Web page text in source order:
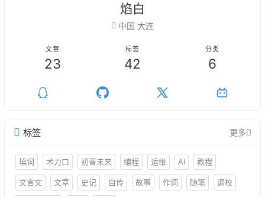
焰白
中国 大连
文章
23
标签
42
分类
6
标签 更多
填词 术力口 初音未来 编程 运维 AI 教程
文言文 文章 史记 自传 故事 作词 随笔 调校